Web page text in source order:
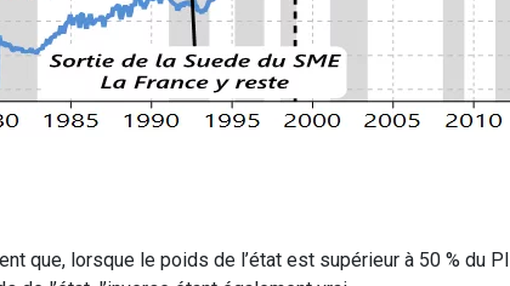
que, lorsque le poids de l’état est supérieur à 50 % du